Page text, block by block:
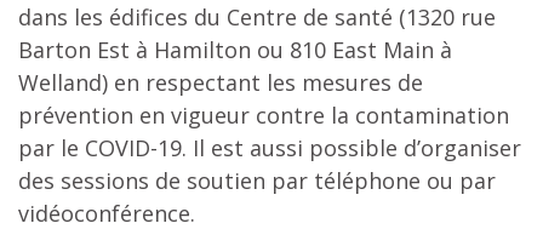
dans les édifices du Centre de santé (1320 rue
Barton Est à Hamilton ou 810 East Main à
Welland) en respectant les mesures de
prévention en vigueur contre la contamination
par le COVID-19. Il est aussi possible d’organiser
des sessions de soutien par téléphone ou par
vidéoconférence.